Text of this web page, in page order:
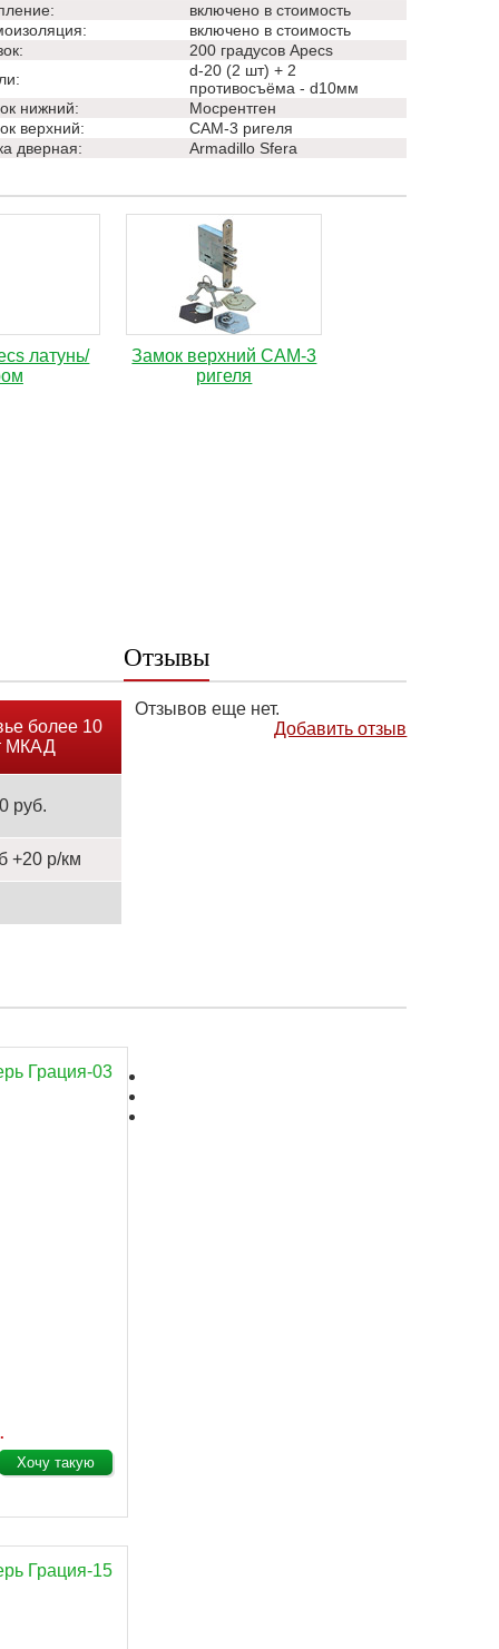
включено в стоимость
включено в стоимость
200 градусов Apecs
d-20 (2 шт) + 2
противосъёма - d10мм
нижний:
Мосрентген
верхний:
САМ-3 ригеля
дверная:
Аrmadillo Sfera
латунь/
Замок верхний САМ-3
ригеля
более 10
МКАД
руб.
+20 р/км
Отзывы
Отзывов еще нет.
Добавить отзыв
Грация-03
Хочу такую
Грация-15